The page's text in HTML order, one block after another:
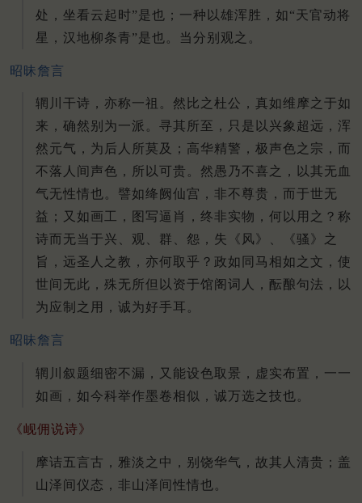
处，坐看云起时”是也；一种以雄浑胜，如“天官动将
星，汉地柳条青”是也。当分别观之。
昭昧詹言
辋川干诗，亦称一祖。然比之杜公，真如维摩之于如
来，确然别为一派。寻其所至，只是以兴象超远，浑
然元气，为后人所莫及；高华精警，极声色之宗，而
不落人间声色，所以可贵。然愚乃不喜之，以其无血
气无性情也。譬如绛阙仙宫，非不尊贵，而于世无
益；又如画工，图写逼肖，终非实物，何以用之？称
诗而无当于兴、观、群、怨，失《风》、《骚》之
旨，远圣人之教，亦何取乎？政如同马相如之文，使
世间无此，殊无所但以资于馆阁词人，酝酿句法，以
为应制之用，诚为好手耳。
昭昧詹言
辋川叙题细密不漏，又能设色取景，虚实布置，一一
如画，如今科举作墨卷相似，诚万选之技也。
《岘佣说诗》
摩诘五言古，雅淡之中，别饶华气，故其人清贵；盖
山泽间仪态，非山泽间性情也。